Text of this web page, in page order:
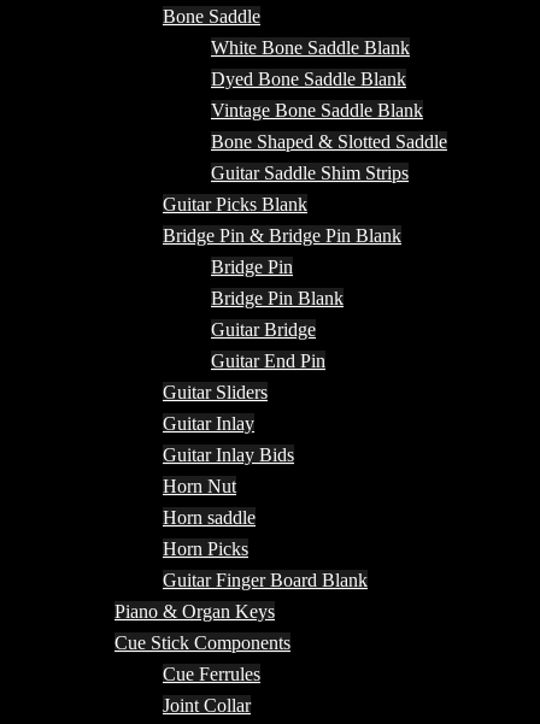
Bone Saddle
White Bone Saddle Blank
Dyed Bone Saddle Blank
Vintage Bone Saddle Blank
Bone Shaped & Slotted Saddle
Guitar Saddle Shim Strips
Guitar Picks Blank
Bridge Pin & Bridge Pin Blank
Bridge Pin
Bridge Pin Blank
Guitar Bridge
Guitar End Pin
Guitar Sliders
Guitar Inlay
Guitar Inlay Bids
Horn Nut
Horn saddle
Horn Picks
Guitar Finger Board Blank
Piano & Organ Keys
Cue Stick Components
Cue Ferrules
Joint Collar